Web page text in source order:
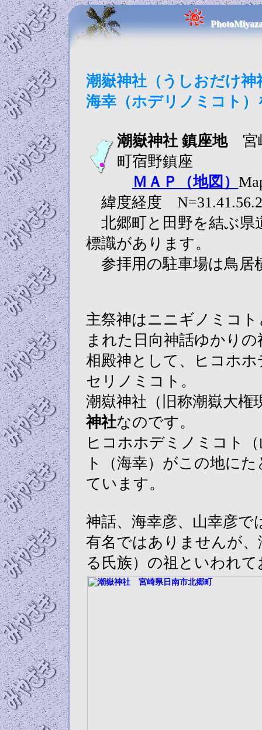
潮嶽神社（うしおだけ神
海幸（ホデリノミコト）
潮嶽神社 鎮座地宮
町宿野鎮座
ＭＡＰ（地図）
緯度経度
北郷町と田野を結ぶ県
標識があります。
参拝用の駐車場は鳥居
主祭神はニニギノミコ
まれた日向神話ゆかり
相殿神として、ヒコホ
セリノミコト。
潮嶽神社（旧称潮嶽大権
神社なのです。
ヒコホホデミノミコト
ト（海幸）がこの地に
ています。
神話、海幸彦、山幸彦で
有名ではありませんが
る氏族）の祖といわれ